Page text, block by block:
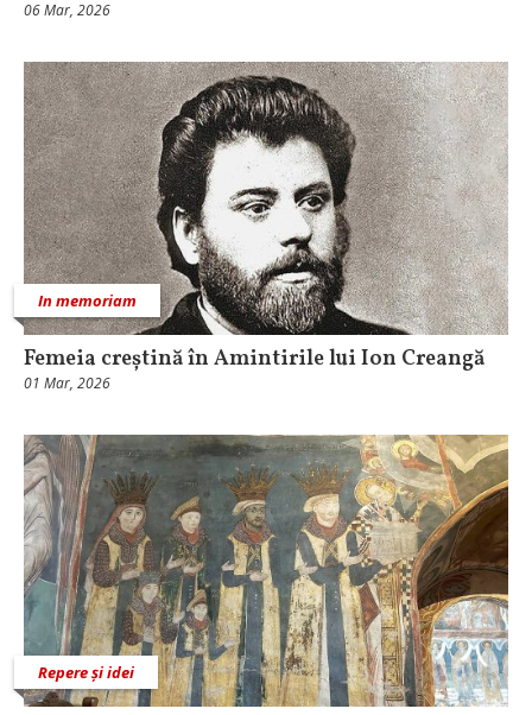
06 Mar, 2026
In memoriam
Femeia creștină în Amintirile lui Ion Creangă
01 Mar, 2026
Repere și idei